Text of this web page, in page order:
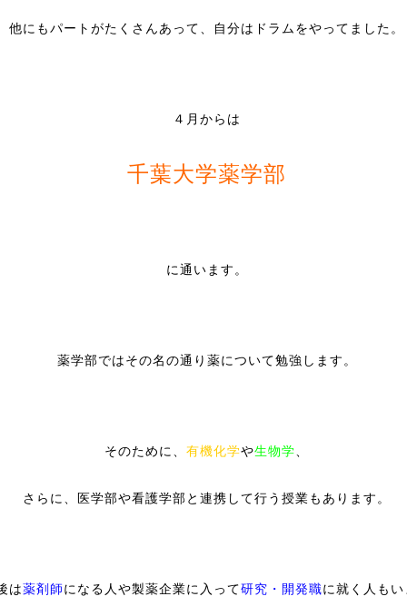
他にもパートがたくさんあって、自分はドラムをやってました。
４月 からは
千葉大学薬学部
に通います。
薬学部ではその名の通り薬について勉強します。
そのために、 有機化学や生物学
さらに、医学部や看護学部と連携して行う授業もあります。
は薬剤師になる人や製薬企業に入って研究・開発職に就く人も